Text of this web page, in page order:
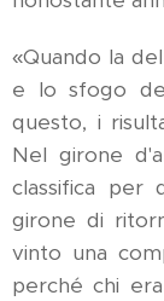
«Quando la
e lo sfogo
questo, i
Nel girone
classifica per
girone di
vinto una
perché chi